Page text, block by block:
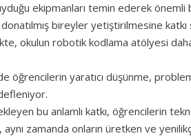
ekipmanları temin ederek önemli
bireyler yetiştirilmesine katkı
okulun robotik kodlama atölyesi
öğrencilerin yaratıcı düşünme,
bu anlamlı katkı, öğrencilerin
aynı zamanda onların üretken ve